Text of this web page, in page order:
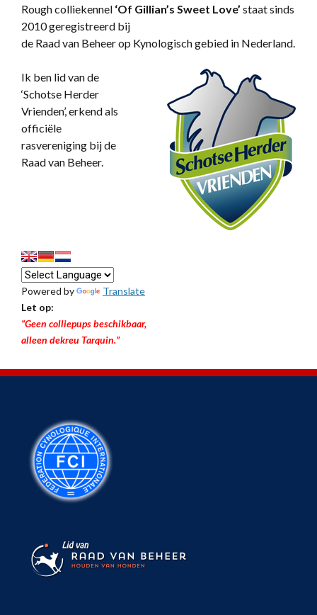
Rough colliekennel ‘Of Gillian’s Sweet Love’ staat sinds
2010 geregistreerd bij
de Raad van Beheer op Kynologisch gebied in Nederland.
Ik ben lid van de
‘Schotse Herder
Vrienden’, erkend als
officiële
rasvereniging bij de
Raad van Beheer.
Powered by
Translate
Let op:
“Geen colliepups beschikbaar,
alleen dekreu Tarquin.”